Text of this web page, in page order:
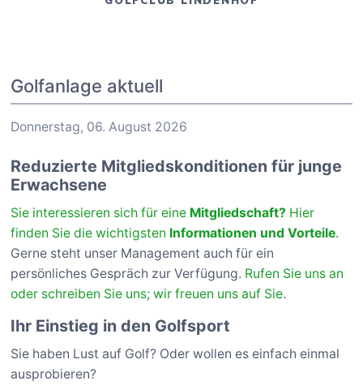
Golfanlage aktuell
Donnerstag, 06. August 2026
Reduzierte Mitgliedskonditionen für junge
Erwachsene
Sie interessieren sich für eine Mitgliedschaft? Hier
finden Sie die wichtigsten Informationen und Vorteile.
Gerne steht unser Management auch für ein
persönliches Gespräch zur Verfügung. Rufen Sie uns an
oder schreiben Sie uns; wir freuen uns auf Sie.
Ihr Einstieg in den Golfsport
Sie haben Lust auf Golf? Oder wollen es einfach einmal
ausprobieren?